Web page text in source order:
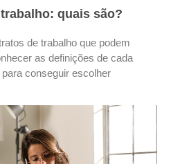
quais são?
de trabalho que podem
as definições de cada
conseguir escolher